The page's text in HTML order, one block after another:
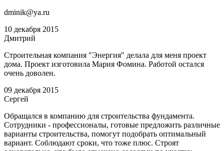
dminik@ya.ru
10 декабря 2015
Дмитрий
Строительная компания "Энергия" делала для меня проект
дома. Проект изготовила Мария Фомина. Работой остался
очень доволен.
09 декабря 2015
Сергей
Обращался в компанию для строительства фундамента.
Сотрудники - профессионалы, готовые предложить различные
варианты строительства, помогут подобрать оптимальный
вариант. Соблюдают сроки, что тоже плюс. Строят